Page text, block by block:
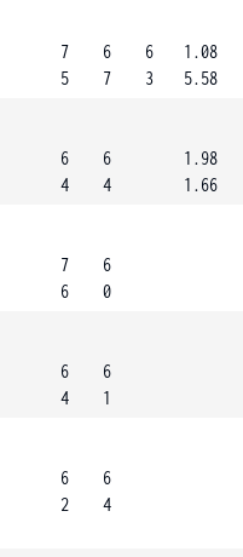
7
5
6
7
6
3
1.08
5.58
6
4
6
4
1.98
1.66
7
6
6
0
6
4
6
1
6
2
6
4